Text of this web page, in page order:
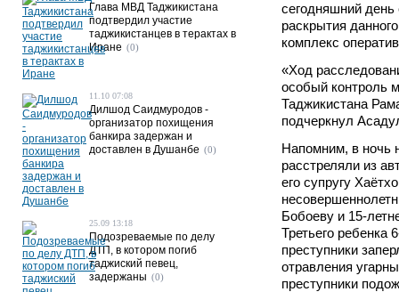
сегодняшний
раскрытия
комплекс
«Ход
особый контроль
Таджикистана
подчеркнул
Напомним, в ночь
расстреляли из
его супругу
Бобоеву и 15-
Третьего ребенка
преступники
отравления
преступники
Глава МВД Таджикистана
подтвердил участие
таджикистанцев в терактах в
Иране (0)
11.10 07:08
Дилшод Саидмуродов -
организатор похищения
банкира задержан и
доставлен в Душанбе (0)
25.09 13:18
Подозреваемые по делу
ДТП, в котором погиб
таджиский певец,
задержаны (0)